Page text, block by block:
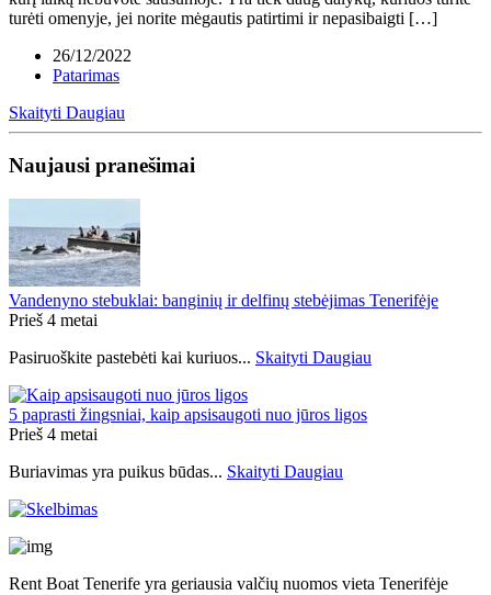
turėti omenyje, jei norite mėgautis patirtimi ir nepasibaigti […]
26/12/2022
Patarimas
Skaityti Daugiau
Naujausi pranešimai
Vandenyno stebuklai: banginių ir delfinų stebėjimas Tenerifėje
Prieš 4 metai
Pasiruoškite pastebėti kai kuriuos... Skaityti Daugiau
5 paprasti žingsniai, kaip apsisaugoti nuo jūros ligos
Prieš 4 metai
Buriavimas yra puikus būdas... Skaityti Daugiau
Rent Boat Tenerife yra geriausia valčių nuomos vieta Tenerifėje